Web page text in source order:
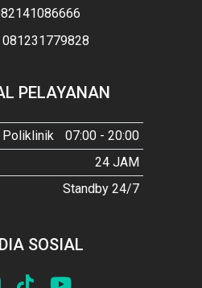
081231779828
PELAYANAN
Poliklinik
07:00 - 20:00
24 JAM
Standby 24/7
SOSIAL